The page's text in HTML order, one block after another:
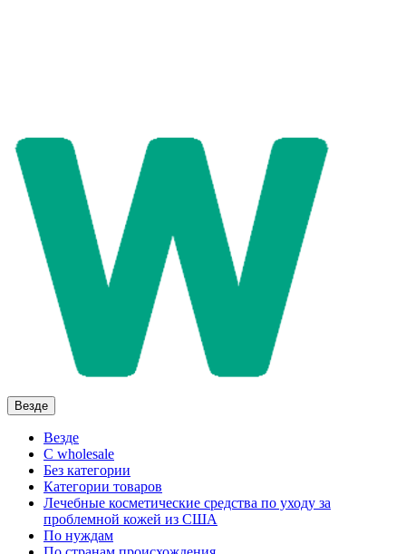
Везде
Везде
C wholesale
Без категории
Категории товаров
Лечебные косметические средства по уходу за
проблемной кожей из США
По нуждам